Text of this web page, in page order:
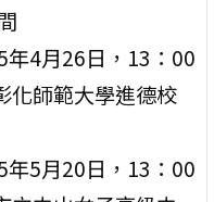
年4月26日，13：00
化師範大學進德校
年5月20日，13：00